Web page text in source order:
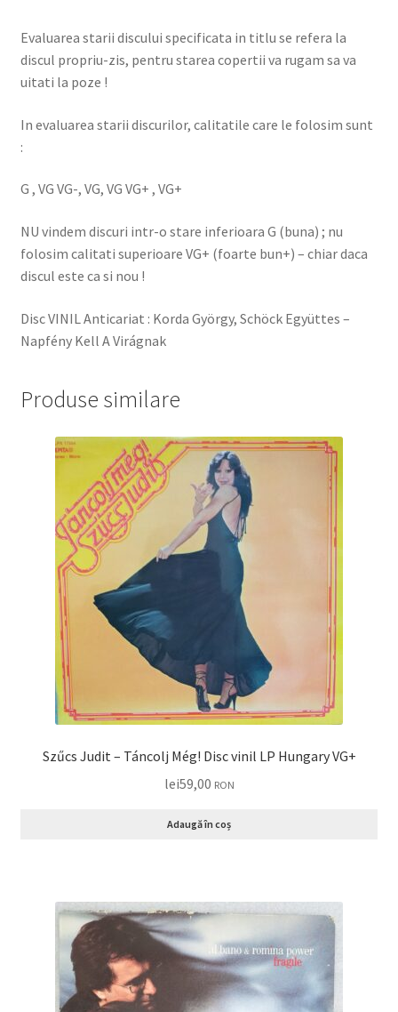
Evaluarea starii discului specificata in titlu se refera la
discul propriu-zis, pentru starea copertii va rugam sa va
uitati la poze !
In evaluarea starii discurilor, calitatile care le folosim sunt
:
G , VG VG-, VG, VG VG+ , VG+
NU vindem discuri intr-o stare inferioara G (buna) ; nu
folosim calitati superioare VG+ (foarte bun+) – chiar daca
discul este ca si nou !
Disc VINIL Anticariat : Korda György, Schöck Együttes –
Napfény Kell A Virágnak
Produse similare
Szűcs Judit – Táncolj Még! Disc vinil LP Hungary VG+
lei59,00 RON
Adaugă în coș